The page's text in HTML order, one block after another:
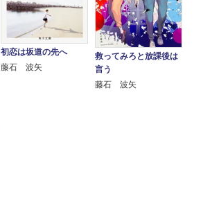
初恋は坂道の先へ
藤石 波矢
救ってみろと放課後は
言う
藤石 波矢